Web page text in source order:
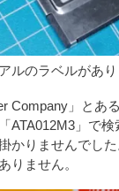
ルのラベルがあり
Company」とあ
ATA012M3」で
かりませんでし
りません。